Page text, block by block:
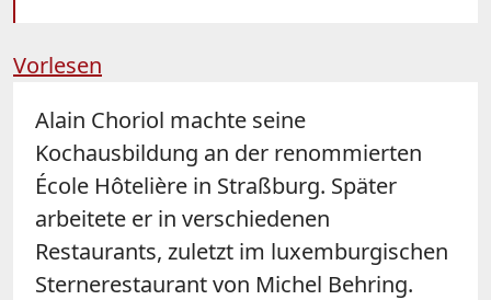
Vorlesen
Alain Choriol machte seine
Kochausbildung an der renommierten
École Hôtelière in Straßburg. Später
arbeitete er in verschiedenen
Restaurants, zuletzt im luxemburgischen
Sternerestaurant von Michel Behring.